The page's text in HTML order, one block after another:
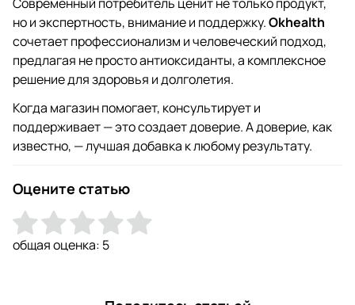
но и экспертность, внимание и поддержку.Okhealth
сочетает профессионализм и человеческий подход,
предлагая не просто антиоксиданты, а комплексное
решение для здоровья и долголетия.
Когда магазин помогает, консультирует и
поддерживает — это создает доверие. А доверие, как
известно, — лучшая добавка к любому результату.
Оцените статью
общая оценка: 5